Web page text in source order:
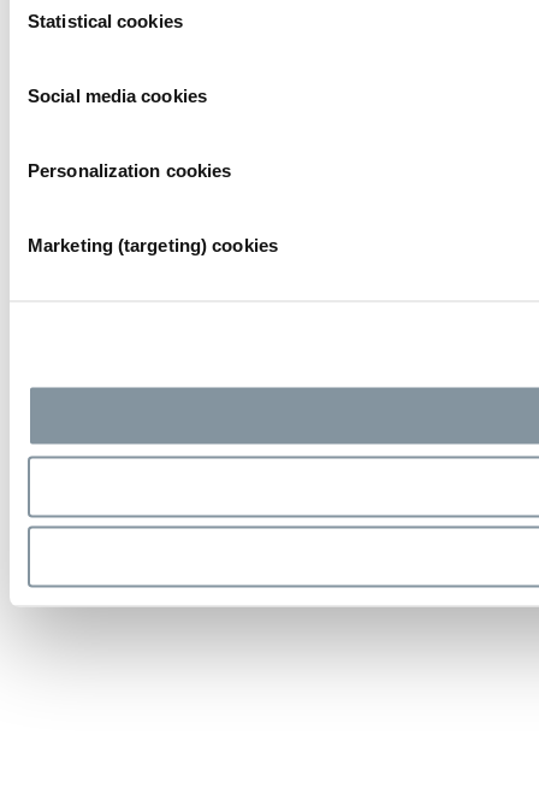
Selection
Statistical cookies
Social media cookies
Personalization cookies
Marketing (targeting) cookies